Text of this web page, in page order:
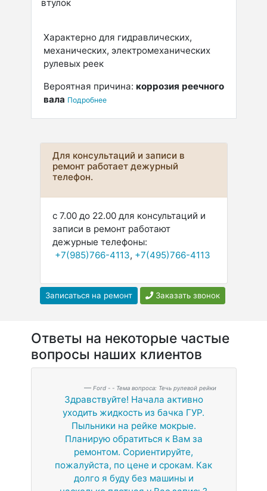
Характерно для гидравлических,
механических, электромеханических
рулевых реек
Вероятная причина: коррозия реечного
вала Подробнее
Для консультаций и записи в
ремонт работает дежурный
телефон.
с 7.00 до 22.00 для консультаций и
записи в ремонт работают
дежурные телефоны:
+7(985)766-4113, +7(495)766-4113
Записаться на ремонт Заказать звонок
Ответы на некоторые частые
вопросы наших клиентов
Ford - - Тема вопроса: Течь рулевой рейки
Здравствуйте! Начала активно
уходить жидкость из бачка ГУР.
Пыльники на рейке мокрые.
Планирую обратиться к Вам за
ремонтом. Сориентируйте,
пожалуйста, по цене и срокам. Как
долго я буду без машины и